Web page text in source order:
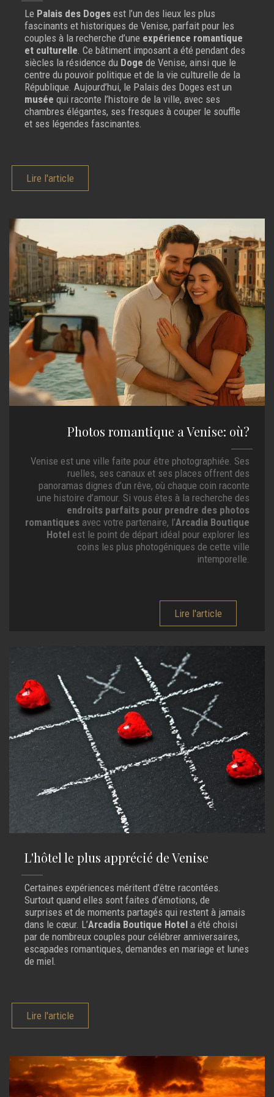
Le Palais des Doges est l’un des lieux les plus
fascinants et historiques de Venise, parfait pour les
couples à la recherche d’une expérience romantique
et culturelle. Ce bâtiment imposant a été pendant des
siècles la résidence du Doge de Venise, ainsi que le
centre du pouvoir politique et de la vie culturelle de la
République. Aujourd’hui, le Palais des Doges est un
musée qui raconte l’histoire de la ville, avec ses
chambres élégantes, ses fresques à couper le souffle
et ses légendes fascinantes.
Lire l'article
Photos romantique a Venise: où?
Venise est une ville faite pour être photographiée. Ses
ruelles, ses canaux et ses places offrent des
panoramas dignes d’un rêve, où chaque coin raconte
une histoire d’amour. Si vous êtes à la recherche des
endroits parfaits pour prendre des photos
romantiquesavec votre partenaire, l’Arcadia Boutique
Hotel est le point de départ idéal pour explorer les
coins les plus photogéniques de cette ville
intemporelle.
Lire l'article
L'hôtel le plus apprécié de Venise
Certaines expériences méritent d’être racontées.
Surtout quand elles sont faites d’émotions, de
surprises et de moments partagés qui restent à jamais
dans le cœur. L’Arcadia Boutique Hotel a été choisi
par de nombreux couples pour célébrer anniversaires,
escapades romantiques, demandes en mariage et lunes
de miel.
Lire l'article